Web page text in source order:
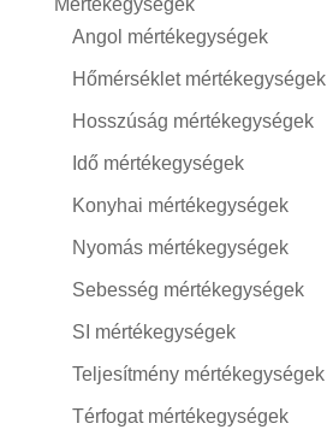
Mértékegységek
Angol mértékegységek
Hőmérséklet mértékegységek
Hosszúság mértékegységek
Idő mértékegységek
Konyhai mértékegységek
Nyomás mértékegységek
Sebesség mértékegységek
SI mértékegységek
Teljesítmény mértékegységek
Térfogat mértékegységek